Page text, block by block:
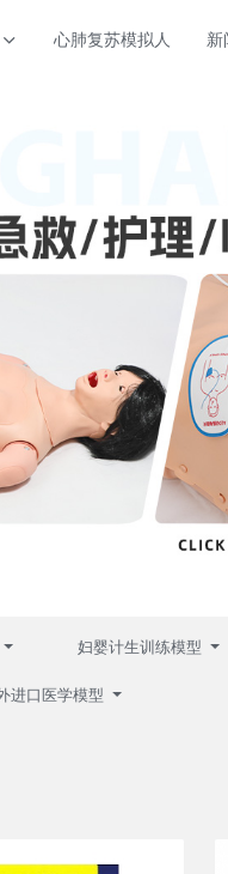
心肺复苏模拟人 新
妇婴计生训练模型
进口医学模型